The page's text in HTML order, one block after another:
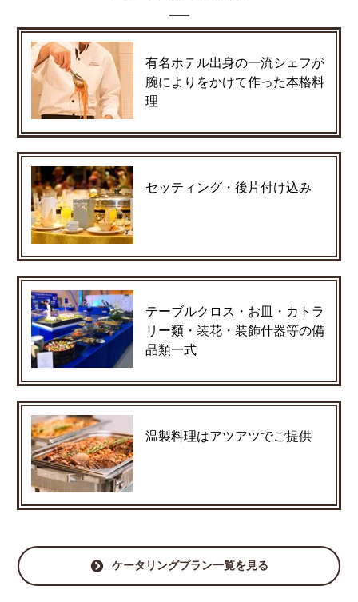
有名ホテル出身の一流シェフが
腕によりをかけて作った本格料
理
セッティング・後片付け込み
テーブルクロス・お皿・カトラ
リー類・装花・装飾什器等の備
品類一式
温製料理はアツアツでご提供
ケータリングプラン一覧を見る